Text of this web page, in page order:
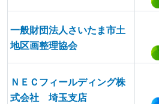
一般財団法人さいたま市土
地区画整理協会
ＮＥＣフィールディング株
式会社 埼玉支店